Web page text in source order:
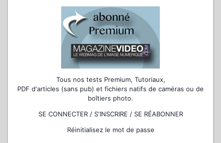
Tous nos tests Premium, Tutoriaux,
PDF d'articles (sans pub) et fichiers natifs de caméras ou de
boîtiers photo.
SE CONNECTER / S'INSCRIRE / SE RÉABONNER
Réinitialisez le mot de passe